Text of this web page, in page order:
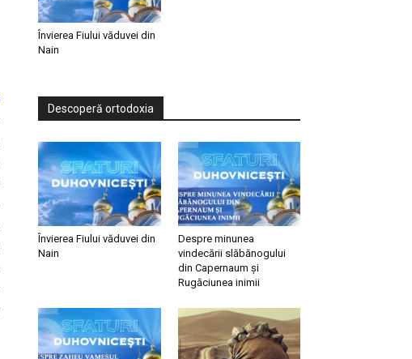
Învierea Fiului văduvei din
Nain
Descoperă ortodoxia
Învierea Fiului văduvei din
Nain
Despre minunea
vindecării slăbănogului
din Capernaum și
Rugăciunea inimii